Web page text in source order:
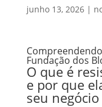
junho 13, 2026|
Fundação dos
O que é
e por que
seu negócio